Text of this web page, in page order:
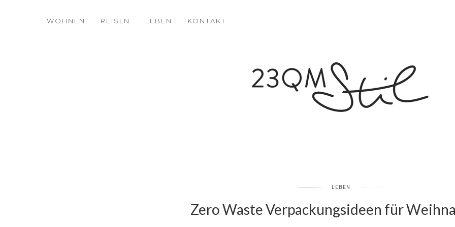
WOHNEN REISEN LEBEN KONTAKT
LEBEN
Zero Waste Verpackungsideen für